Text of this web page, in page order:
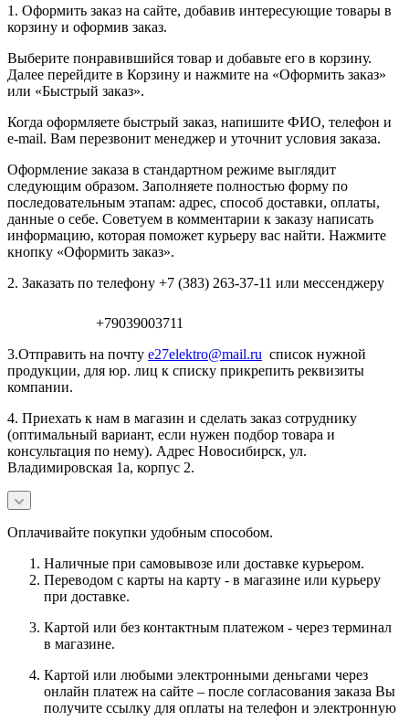
1. Оформить заказ на сайте, добавив интересующие товары в
корзину и оформив заказ.
Выберите понравившийся товар и добавьте его в корзину.
Далее перейдите в Корзину и нажмите на «Оформить заказ»
или «Быстрый заказ».
Когда оформляете быстрый заказ, напишите ФИО, телефон и
e-mail. Вам перезвонит менеджер и уточнит условия заказа.
Оформление заказа в стандартном режиме выглядит
следующим образом. Заполняете полностью форму по
последовательным этапам: адрес, способ доставки, оплаты,
данные о себе. Советуем в комментарии к заказу написать
информацию, которая поможет курьеру вас найти. Нажмите
кнопку «Оформить заказ».
2. Заказать по телефону +7 (383) 263-37-11 или мессенджеру
+79039003711
3.Отправить на почту e27elektro@mail.ru список нужной
продукции, для юр. лиц к списку прикрепить реквизиты
компании.
4. Приехать к нам в магазин и сделать заказ сотруднику
(оптимальный вариант, если нужен подбор товара и
консультация по нему). Адрес Новосибирск, ул.
Владимировская 1а, корпус 2.
Оплачивайте покупки удобным способом.
Наличные при самовывозе или доставке курьером.
Переводом с карты на карту - в магазине или курьеру
при доставке.
Картой или без контактным платежом - через терминал
в магазине.
Картой или любыми электронными деньгами через
онлайн платеж на сайте – после согласования заказа Вы
получите ссылку для оплаты на телефон и электронную